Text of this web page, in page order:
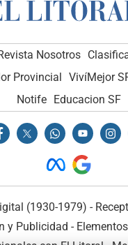
Nosotros
Provincial VivíMejor
Notife Educacion SF
(1930-1979) -
y Publicidad -